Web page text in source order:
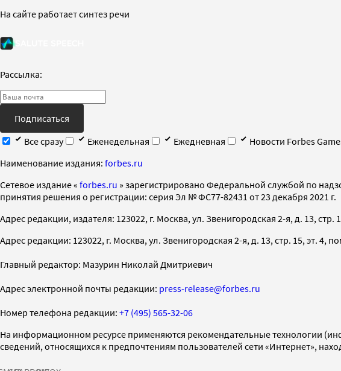
На сайте работает синтез речи
Рассылка:
Подписаться
Все сразу
Еженедельная Ежедневная
Новости Forbes
Наименование издания: forbes.ru
Cетевое издание « forbes.ru » зарегистрировано Федеральной службой по
принятия решения о регистрации: серия Эл № ФС77-82431 от 23 декабря 2021 г.
Адрес редакции, издателя: 123022, г. Москва, ул. Звенигородская 2-я, д. 13, стр.
Адрес редакции: 123022, г. Москва, ул. Звенигородская 2-я, д. 13, стр. 15, эт. 4,
Главный редактор: Мазурин Николай Дмитриевич
Адрес электронной почты редакции: press-release@forbes.ru
Номер телефона редакции: +7 (495) 565-32-06
На информационном ресурсе применяются рекомендательные технологии
сведений, относящихся к предпочтениям пользователей сети «Интернет»,